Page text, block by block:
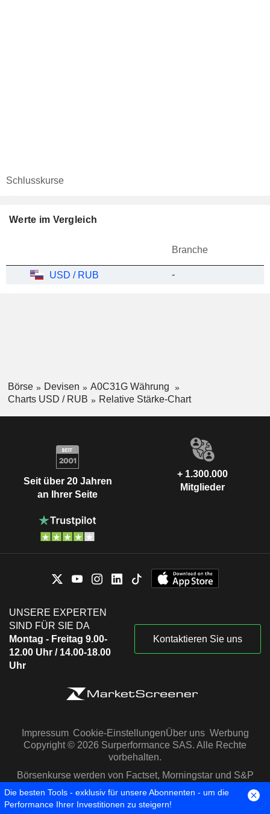
Schlusskurse
Werte im Vergleich
Branche
USD / RUB -
Börse Devisen
A0C31G Währung
Charts USD / RUB
Relative Stärke-Chart
Seit über 20 Jahren
an Ihrer Seite
+ 1.300.000
Mitglieder
UNSERE EXPERTEN
SIND FÜR SIE DA
Montag - Freitag 9.00-
12.00 Uhr / 14.00-18.00
Uhr
Kontaktieren Sie uns
Impressum Cookie-EinstellungenÜber uns Werbung
Copyright © 2026 Surperformance SAS. Alle Rechte
vorbehalten.
Börsenkurse werden von Factset, Morningstar und S&P
Capital IQ zur Verfügung gestellt
Die besten Tools - exklusiv für unsere Abonnenten - um die
Performance Ihrer Investitionen zu steigern!